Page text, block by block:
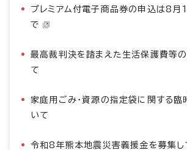
プレミアム付電子商品券の申込は8月
で
最高裁判決を踏まえた生活保護費等
て
家庭用ごみ・資源の指定袋に関する臨
いて
令和8年熊本地震災害義援金を募集し